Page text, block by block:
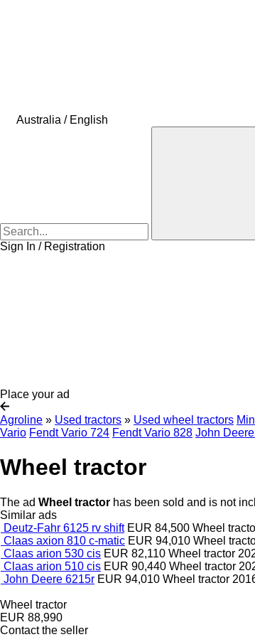
Australia / English
Sign In / Registration
Place your ad
Agroline » Used tractors » Used wheel tractors
Vario Fendt Vario 724 Fendt Vario 828 John
Wheel tractor
The ad Wheel tractor has been sold and is not
Similar ads
Deutz-Fahr 6125 rv shift EUR 84,500 Wheel
Claas axion 810 c-matic EUR 94,010 Wheel
Claas arion 530 cis EUR 82,110 Wheel tractor
Claas arion 510 cis EUR 90,440 Wheel tractor
John Deere 6215r EUR 94,010 Wheel tractor
Wheel tractor
EUR 88,990
Contact the seller